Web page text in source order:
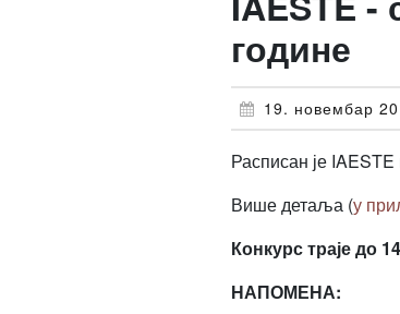
године
19. новембар
Расписан је
Више детаља (у
Конкурс траје до
НАПОМЕНА: